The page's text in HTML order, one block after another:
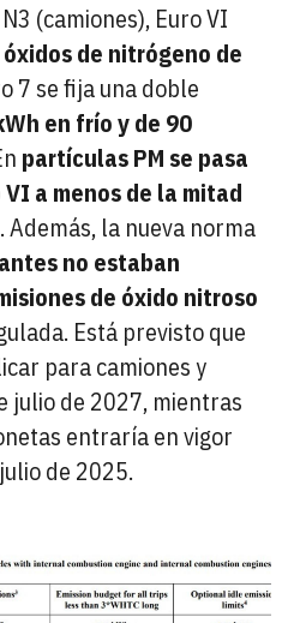
(camiones), Euro VI
de nitrógeno de
7 se fija una doble
en frío y de 90
partículas PM se pasa
a menos de la mitad
. Además, la nueva norma
no estaban
de óxido nitroso
Está previsto que
para camiones y
julio de 2027, mientras
entraría en vigor
de 2025.